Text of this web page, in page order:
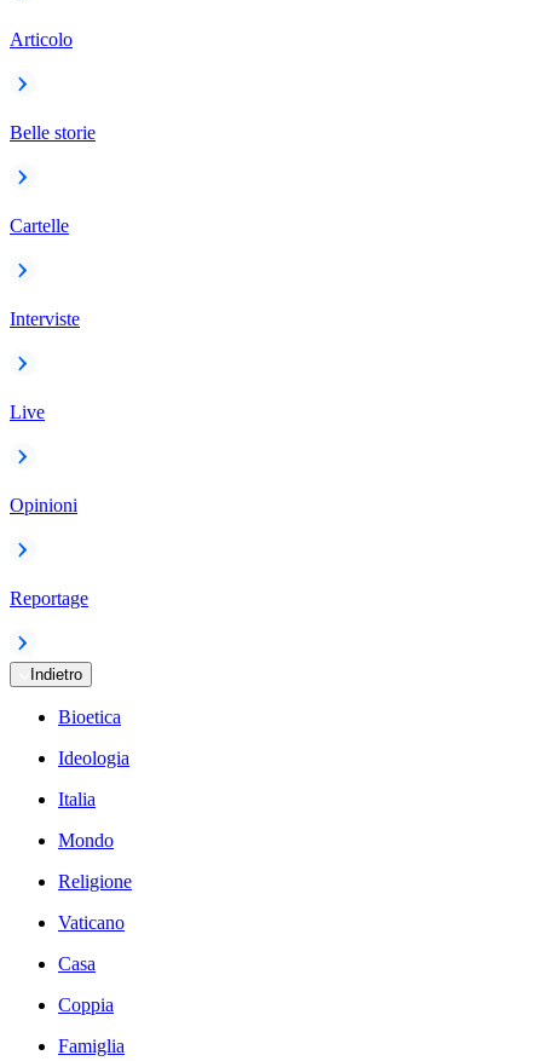
Articolo
Belle storie
Cartelle
Interviste
Live
Opinioni
Reportage
Indietro
Bioetica
Ideologia
Italia
Mondo
Religione
Vaticano
Casa
Coppia
Famiglia